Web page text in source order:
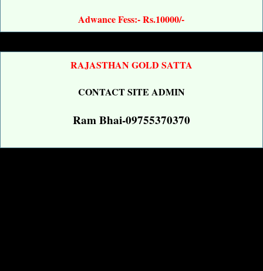
Adwance Fess:- Rs.10000/-
RAJASTHAN GOLD SATTA
CONTACT SITE ADMIN
Ram Bhai-09755370370